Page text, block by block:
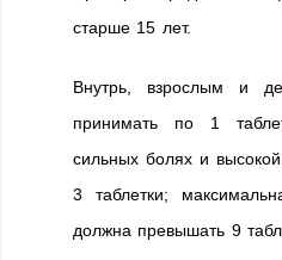
старше 15 лет.
Внутрь, взрослым и
принимать по 1
сильных болях и
3 таблетки;
должна превышать 9